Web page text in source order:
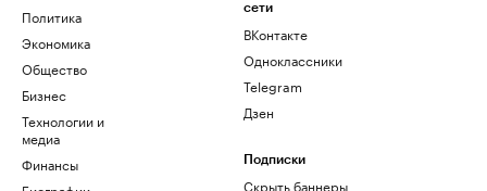
Политика
Экономика
Общество
Бизнес
Технологии и
медиа
Финансы
сети
ВКонтакте
Одноклассники
Telegram
Дзен
Подписки
Скрыть баннеры